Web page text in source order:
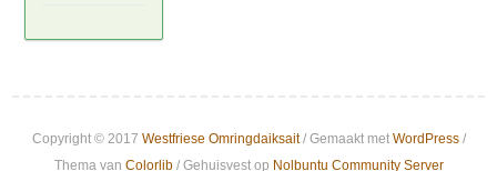
Copyright © 2017 Westfriese Omringdaiksait/ Gemaakt met WordPress/
Thema van Colorlib/ Gehuisvest op Nolbuntu Community Server